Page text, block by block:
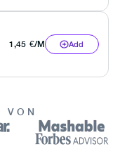
1,45 €/M Add
VON